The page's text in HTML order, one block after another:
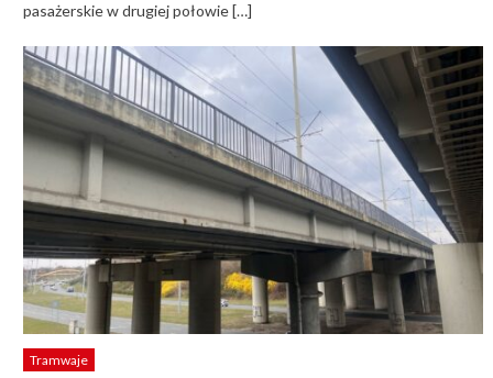
pasażerskie w drugiej połowie […]
Tramwaje